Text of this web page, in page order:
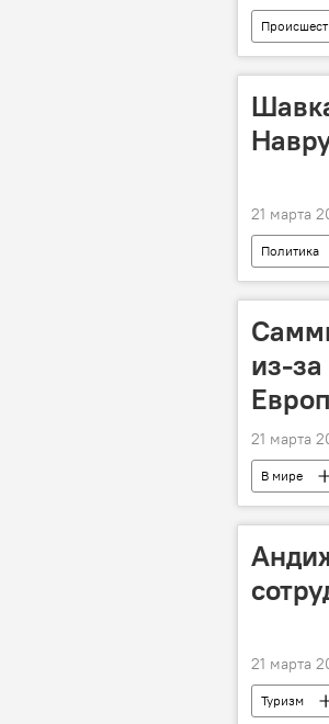
21 марта
Политика
из-
21 марта
В мире
21 марта
Туризм